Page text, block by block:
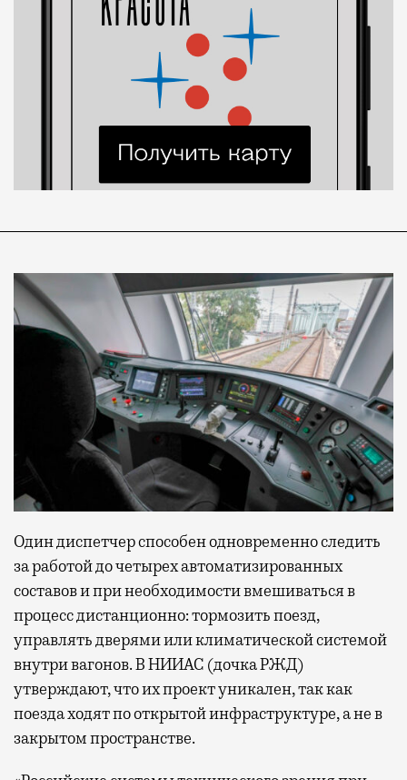
Один диспетчер способен одновременно следить
за работой до четырех автоматизированных
составов и при необходимости вмешиваться в
процесс дистанционно: тормозить поезд,
управлять дверями или климатической системой
внутри вагонов. В НИИАС (дочка РЖД)
утверждают, что их проект уникален, так как
поезда ходят по открытой инфраструктуре, а не в
закрытом пространстве.